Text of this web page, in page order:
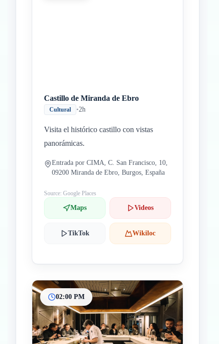
Castillo de Miranda de Ebro
Cultural •2h
Visita el histórico castillo con vistas
panorámicas.
Entrada por CIMA, C. San Francisco, 10,
09200 Miranda de Ebro, Burgos, España
Source: Google Places
Maps Videos
TikTok Wikiloc
02:00 PM